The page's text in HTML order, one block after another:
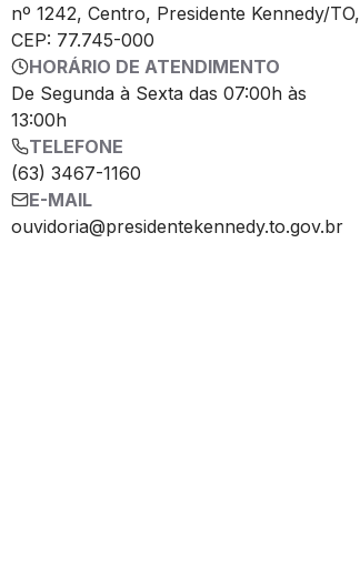
nº 1242, Centro, Presidente Kennedy/TO,
CEP: 77.745-000
HORÁRIO DE ATENDIMENTO
De Segunda à Sexta das 07:00h às
13:00h
TELEFONE
(63) 3467-1160
E-MAIL
ouvidoria@presidentekennedy.to.gov.br